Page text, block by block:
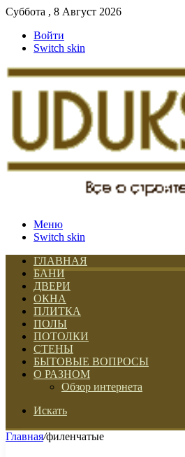
Суббота , 8 Август 2026
Войти
Switch skin
Меню
Switch skin
ГЛАВНАЯ
БАНИ
ДВЕРИ
ОКНА
ПЛИТКА
ПОЛЫ
ПОТОЛКИ
СТЕНЫ
БЫТОВЫЕ ВОПРОСЫ
О РАЗНОМ
Обзор интернета
Искать
Главная/филенчатые